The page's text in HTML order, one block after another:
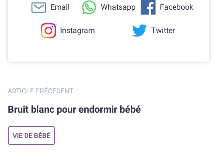
Email Whatsapp Facebook
Instagram Twitter
ARTICLE PRÉCEDENT
Bruit blanc pour endormir bébé
VIE DE BÉBÉ